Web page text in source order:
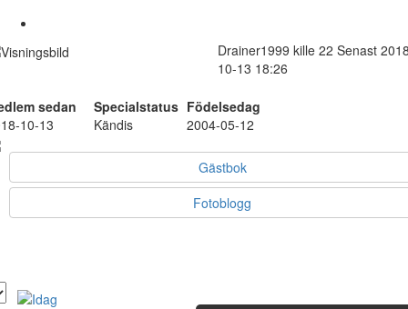
Drainer1999 kille 22 Senast
10-13 18:26
sedan Specialstatus Födelsedag
10-13
Kändis 2004-05-12
Gästbok
Fotoblogg